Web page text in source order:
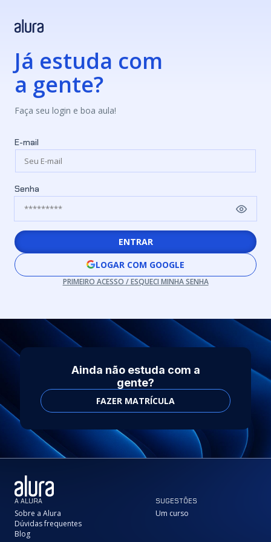
Já estuda com
a gente?
Faça seu login e boa aula!
E-mail
Senha
ENTRAR
LOGAR COM GOOGLE
PRIMEIRO ACESSO / ESQUECI MINHA SENHA
Ainda não estuda com a
gente?
FAZER MATRÍCULA
A ALURA
Sobre a Alura
Dúvidas frequentes
Blog
SUGESTÕES
Um curso